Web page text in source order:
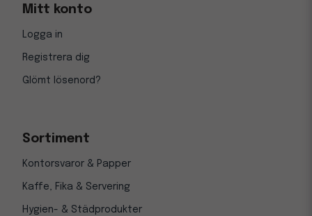
Mitt konto
Logga in
Registrera dig
Glömt lösenord?
Sortiment
Kontorsvaror & Papper
Kaffe, Fika & Servering
Hygien- & Städprodukter